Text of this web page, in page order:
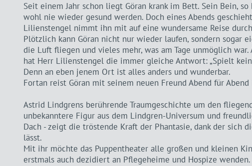
Seit einem Jahr schon liegt Göran krank im Bett. Sein Bein,
wohl nie wieder gesund werden. Doch eines Abends
Lilienstengel nimmt ihn mit auf eine wundersame Reise
Plötzlich kann Göran nicht nur wieder laufen, sondern sogar
die Luft fliegen und vieles mehr, was am Tage unmöglich
hat Herr Lilienstengel die immer gleiche Antwort: „Spielt
Denn an eben jenem Ort ist alles anders und wunderbar.
Fortan reist Göran mit seinem neuen Freund Abend für Abend
Astrid Lindgrens berührende Traumgeschichte um den
unbekanntere Figur aus dem Lindgren-Universum und
Dach - zeigt die tröstende Kraft der Phantasie, dank der sich
lässt.
Mit ihr möchte das Puppentheater alle großen und kleinen
erstmals auch dezidiert an Pflegeheime und Hospize wenden.